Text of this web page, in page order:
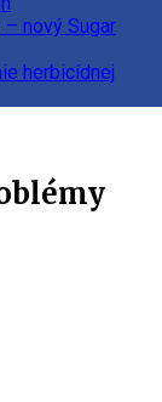
nový Sugar
herbicídnej